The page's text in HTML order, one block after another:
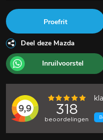
Proefrit
Deel deze Mazda
Inruilvoorstel